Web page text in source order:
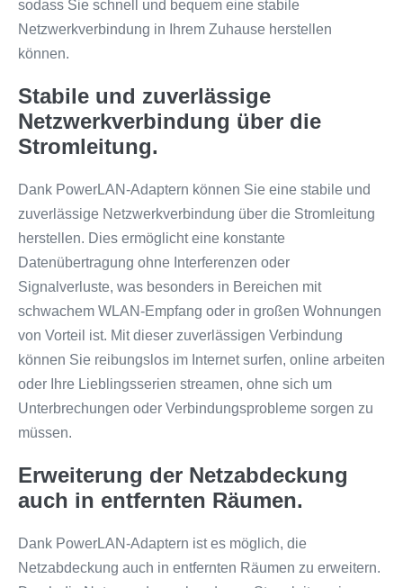
sodass Sie schnell und bequem eine stabile
Netzwerkverbindung in Ihrem Zuhause herstellen
können.
Stabile und zuverlässige
Netzwerkverbindung über die
Stromleitung.
Dank PowerLAN-Adaptern können Sie eine stabile und
zuverlässige Netzwerkverbindung über die Stromleitung
herstellen. Dies ermöglicht eine konstante
Datenübertragung ohne Interferenzen oder
Signalverluste, was besonders in Bereichen mit
schwachem WLAN-Empfang oder in großen Wohnungen
von Vorteil ist. Mit dieser zuverlässigen Verbindung
können Sie reibungslos im Internet surfen, online arbeiten
oder Ihre Lieblingsserien streamen, ohne sich um
Unterbrechungen oder Verbindungsprobleme sorgen zu
müssen.
Erweiterung der Netzabdeckung
auch in entfernten Räumen.
Dank PowerLAN-Adaptern ist es möglich, die
Netzabdeckung auch in entfernten Räumen zu erweitern.